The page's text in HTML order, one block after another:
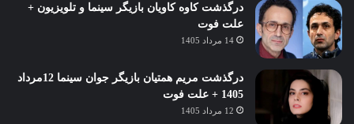
درگذشت کاوه کاویان بازیگر سینما و تلویزیون +
علت فوت
14 مرداد 1405
درگذشت مریم همتیان بازیگر جوان سینما 12مرداد
1405 + علت فوت
12 مرداد 1405